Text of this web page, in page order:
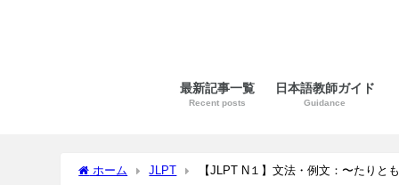
最新記事一覧
Recent posts
日本語教師ガイド
Guidance
ホーム JLPT 【JLPT N１】文法・例文：〜たりと